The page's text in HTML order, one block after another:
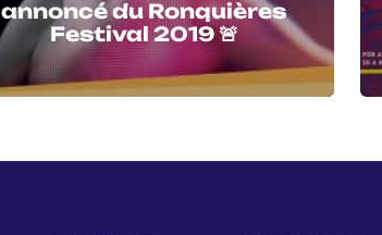
annoncé du Ronquières
Festival 2019 🚨